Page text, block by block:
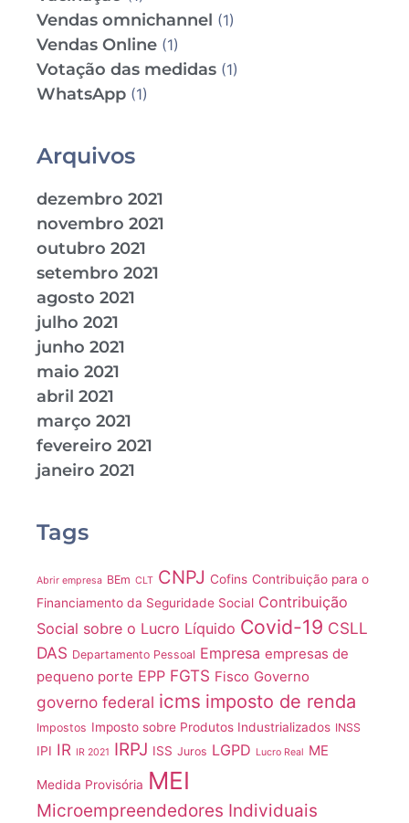
Vendas omnichannel (1)
Vendas Online (1)
Votação das medidas (1)
WhatsApp (1)
Arquivos
dezembro 2021
novembro 2021
outubro 2021
setembro 2021
agosto 2021
julho 2021
junho 2021
maio 2021
abril 2021
março 2021
fevereiro 2021
janeiro 2021
Tags
Abrir empresa BEm CLT CNPJ Cofins Contribuição para o
Financiamento da Seguridade Social Contribuição
Social sobre o Lucro Líquido Covid-19 CSLL
DAS Departamento Pessoal Empresa empresas de
pequeno porte EPP FGTS Fisco Governo
governo federal icms imposto de renda
Impostos Imposto sobre Produtos Industrializados INSS
IPI IR IR 2021 IRPJ ISS Juros LGPD Lucro Real ME
Medida Provisória MEI
Microempreendedores Individuais